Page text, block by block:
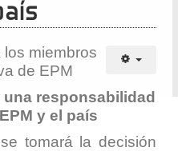
miembros
de EPM
responsabilidad
y el país
tomará la decisión